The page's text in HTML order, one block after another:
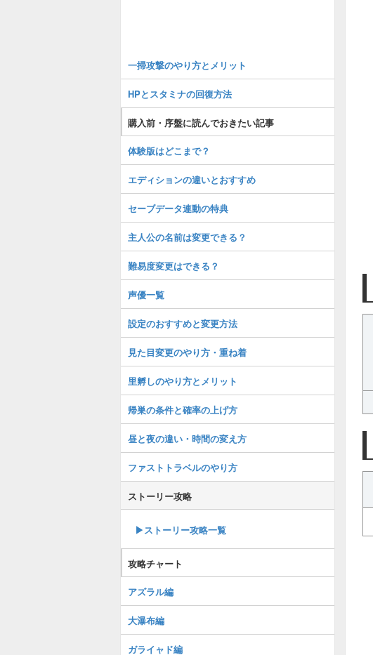
一掃攻撃のやり方とメリット
HPとスタミナの回復方法
購入前・序盤に読んでおきたい記事
体験版はどこまで？
エディションの違いとおすすめ
セーブデータ連動の特典
主人公の名前は変更できる？
難易度変更はできる？
声優一覧
設定のおすすめと変更方法
見た目変更のやり方・重ね着
里孵しのやり方とメリット
帰巣の条件と確率の上げ方
昼と夜の違い・時間の変え方
ファストトラベルのやり方
ストーリー攻略
▶︎ストーリー攻略一覧
攻略チャート
アズラル編
大瀑布編
ガライャド編